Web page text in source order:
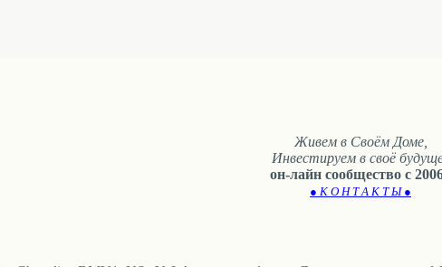
Живем в Своём Доме,
Инвестируем в своё
он-лайн сообщество с
● К О Н Т А К Т Ы ●